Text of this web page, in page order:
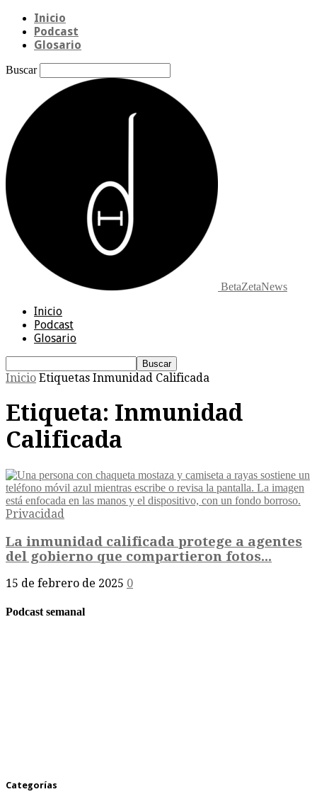
Inicio
Podcast
Glosario
Buscar
BetaZetaNews
Inicio
Podcast
Glosario
Inicio Etiquetas Inmunidad Calificada
Etiqueta: Inmunidad
Calificada
Privacidad
La inmunidad calificada protege a agentes
del gobierno que compartieron fotos...
15 de febrero de 2025 0
Podcast semanal
Categorías